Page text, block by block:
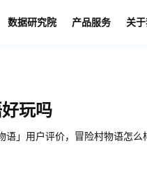
数据研究院 产品服务 关
玩吗
语」用户评价，冒险村物语怎么